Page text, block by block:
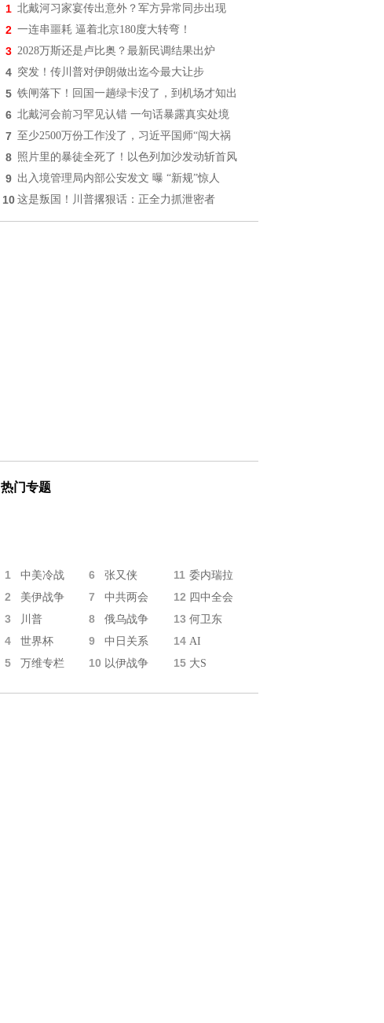
1 北戴河习家宴传出意外？军方异常同步出现
2 一连串噩耗 逼着北京180度大转弯！
3 2028万斯还是卢比奥？最新民调结果出炉
4 突发！传川普对伊朗做出迄今最大让步
5 铁闸落下！回国一趟绿卡没了，到机场才知出
6 北戴河会前习罕见认错 一句话暴露真实处境
7 至少2500万份工作没了，习近平国师“闯大祸
8 照片里的暴徒全死了！以色列加沙发动斩首风
9 出入境管理局内部公安发文 曝 “新规”惊人
10 这是叛国！川普撂狠话：正全力抓泄密者
热门专题
1 中美冷战 6 张又侠 11 委内瑞拉
2 美伊战争 7 中共两会 12 四中全会
3 川普 8 俄乌战争 13 何卫东
4 世界杯 9 中日关系 14 AI
5 万维专栏 10 以伊战争 15 大S